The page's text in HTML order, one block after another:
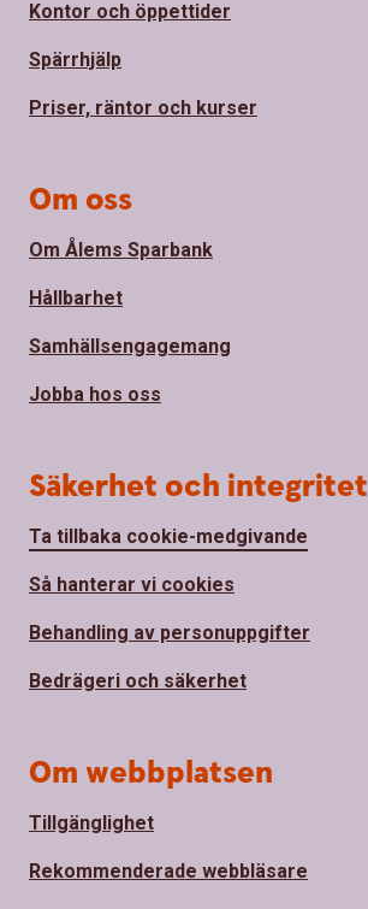
Kontor och öppettider
Spärrhjälp
Priser, räntor och kurser
Om oss
Om Ålems Sparbank
Hållbarhet
Samhällsengagemang
Jobba hos oss
Säkerhet och integritet
Ta tillbaka cookie-medgivande
Så hanterar vi cookies
Behandling av personuppgifter
Bedrägeri och säkerhet
Om webbplatsen
Tillgänglighet
Rekommenderade webbläsare